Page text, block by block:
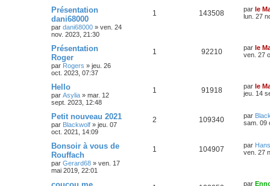
Présentation
dani68000
par dani68000 » ven. 24
nov. 2023, 21:30
1 143508 par le
lun. 27
Présentation
Roger
par Rogers » jeu. 26
oct. 2023, 07:37
1 92210 par le
ven. 27
Hello
par Asylia » mar. 12
sept. 2023, 12:48
1 91918 par le
jeu. 14
Petit nouveau 2021
par Blackwolf » jeu. 07
oct. 2021, 14:09
2 109340 par
sam. 09
Bonsoir à vous de
Rouffach
par Gerard68 » ven. 17
mai 2019, 22:01
1 104907 par
ven. 27
par